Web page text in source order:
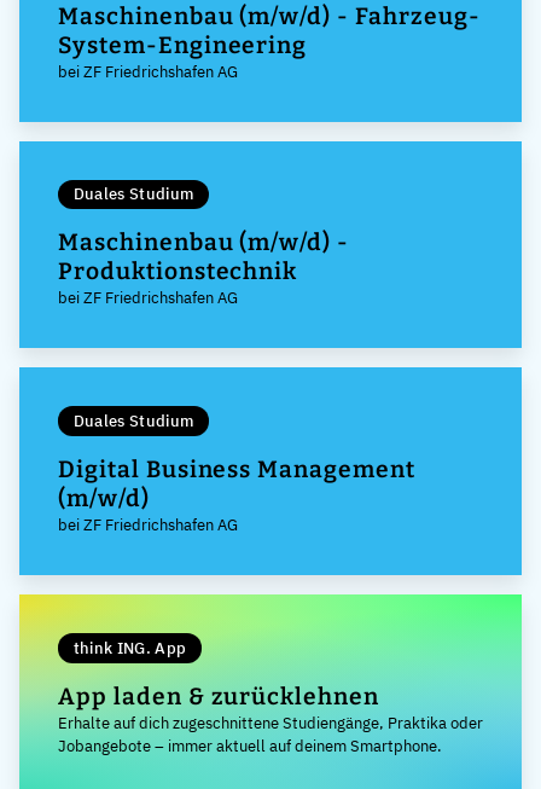
Maschinenbau (m/w/d) - Fahrzeug-
System-Engineering
bei ZF Friedrichshafen AG
Duales Studium
Maschinenbau (m/w/d) -
Produktionstechnik
bei ZF Friedrichshafen AG
Duales Studium
Digital Business Management
(m/w/d)
bei ZF Friedrichshafen AG
think ING. App
App laden & zurücklehnen
Erhalte auf dich zugeschnittene Studiengänge, Praktika oder
Jobangebote – immer aktuell auf deinem Smartphone.